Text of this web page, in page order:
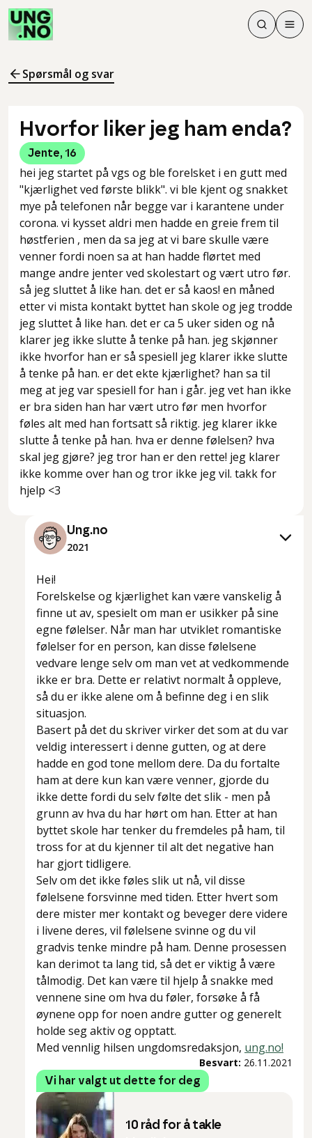
Søk
Søk
Meny
Spørsmål og svar
Hvorfor liker jeg ham enda?
Jente, 16
hei jeg startet på vgs og ble forelsket i en gutt med
"kjærlighet ved første blikk". vi ble kjent og snakket
mye på telefonen når begge var i karantene under
corona. vi kysset aldri men hadde en greie frem til
høstferien , men da sa jeg at vi bare skulle være
venner fordi noen sa at han hadde flørtet med
mange andre jenter ved skolestart og vært utro før.
så jeg sluttet å like han. det er så kaos! en måned
etter vi mista kontakt byttet han skole og jeg trodde
jeg sluttet å like han. det er ca 5 uker siden og nå
klarer jeg ikke slutte å tenke på han. jeg skjønner
ikke hvorfor han er så spesiell jeg klarer ikke slutte
å tenke på han. er det ekte kjærlighet? han sa til
meg at jeg var spesiell for han i går. jeg vet han ikke
er bra siden han har vært utro før men hvorfor
føles alt med han fortsatt så riktig. jeg klarer ikke
slutte å tenke på han. hva er denne følelsen? hva
skal jeg gjøre? jeg tror han er den rette! jeg klarer
ikke komme over han og tror ikke jeg vil. takk for
hjelp <3
Ung.no
2021
Hei!
Forelskelse og kjærlighet kan være vanskelig å
finne ut av, spesielt om man er usikker på sine
egne følelser. Når man har utviklet romantiske
følelser for en person, kan disse følelsene
vedvare lenge selv om man vet at vedkommende
ikke er bra. Dette er relativt normalt å oppleve,
så du er ikke alene om å befinne deg i en slik
situasjon.
Basert på det du skriver virker det som at du var
veldig interessert i denne gutten, og at dere
hadde en god tone mellom dere. Da du fortalte
ham at dere kun kan være venner, gjorde du
ikke dette fordi du selv følte det slik - men på
grunn av hva du har hørt om han. Etter at han
byttet skole har tenker du fremdeles på ham, til
tross for at du kjenner til alt det negative han
har gjort tidligere.
Selv om det ikke føles slik ut nå, vil disse
følelsene forsvinne med tiden. Etter hvert som
dere mister mer kontakt og beveger dere videre
i livene deres, vil følelsene svinne og du vil
gradvis tenke mindre på ham. Denne prosessen
kan derimot ta lang tid, så det er viktig å være
tålmodig. Det kan være til hjelp å snakke med
vennene sine om hva du føler, forsøke å få
øynene opp for noen andre gutter og generelt
holde seg aktiv og opptatt.
Med vennlig hilsen ungdomsredaksjon, ung.no!
Besvart: 26.11.2021
Vi har valgt ut dette for deg
10 råd for å takle